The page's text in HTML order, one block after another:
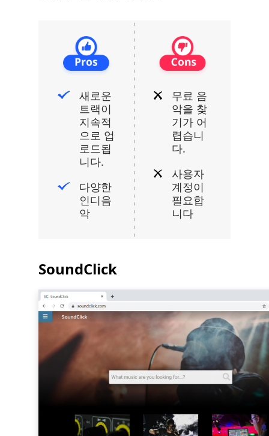
새로운
트랙이
지속적
으로 업
로드됩
니다.
다양한
인디음
악
무료 음
악을 찾
기가 어
렵습니
다.
사용자
계정이
필요합
니다
SoundClick